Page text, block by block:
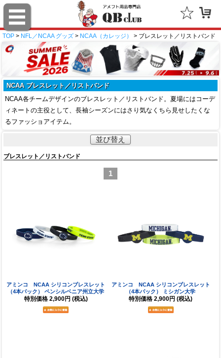
TOP > NFL／NCAA グッズ > NCAA（カレッジ） > ブレスレット／リストバンド
NCAA ブレスレット／リストバンド
NCAA各チームデザインのブレスレット／リストバンド。夏場にはコーデ
ィネートの主役として、長袖シーズンにはさり気なくちら見せしたくな
るファッショアイテム。
並び替え
ブレスレット／リストバンド
1
アミンコ NCAA シリコンブレスレット
（4本パック） ペンシルベニア州立大学
特別価格 2,900円 (税込)
アミンコ NCAA シリコンブレスレット
（4本パック） ミシガン大学
特別価格 2,900円 (税込)